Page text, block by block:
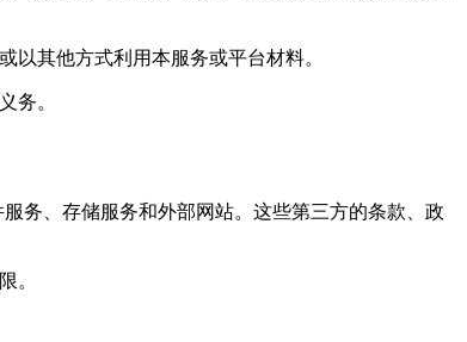
其他方式利用本服务或平台材料。
务。
务、存储服务和外部网站。这些第三方的条款、政
。